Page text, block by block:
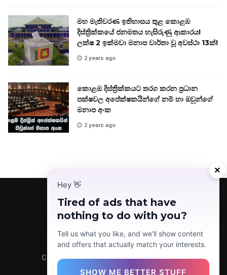
×
Hey 👋
Tired of ads that have
nothing to do with you?
Tell us what you like, and we'll show content
and offers that actually match your interests.
SHOW ME BETTER STUFF
මහ මැතිවරණ ඉතිහාසය තුළ කොළඹ
දිස්ත්‍රික්කයේ ජනමතය හැසිරුණු ආකාරය!
ලක්ෂ 2 ඉක්මවා මනාප වාර්තා වූ අවස්ථා 13ක්!
2 years ago
කොළඹ දිස්ත්‍රික්කයට තරග කරන ප්‍රධාන
පක්ෂවල අපේක්ෂකයින්ගේ නම් හා ඔවුන්ගේ
මනාප අංක
2 years ago
Facebook
Telegram
Instagram
YouTube
Copyright © 2022 Today News LK (Pvt) Ltd.